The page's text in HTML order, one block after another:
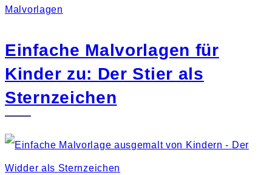
Malvorlagen
Einfache Malvorlagen für
Kinder zu: Der Stier als
Sternzeichen